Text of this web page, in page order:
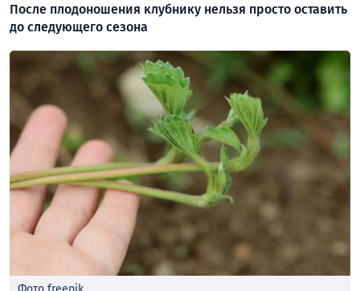
После плодоношения клубнику нельзя просто оставить
до следующего сезона